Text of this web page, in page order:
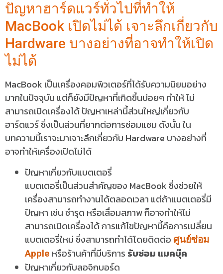
ปัญหาฮาร์ดแวร์ทั่วไปที่ทำให้
MacBook เปิดไม่ได้ เจาะลึกเกี่ยวกับ
Hardware บางอย่างที่อาจทำให้เปิด
ไม่ได้
MacBook เป็นเครื่องคอมพิวเตอร์ที่ได้รับความนิยมอย่าง
มากในปัจจุบัน แต่ก็ยังมีปัญหาที่เกิดขึ้นบ่อยๆ ทำให้ ไม่
สามารถเปิดเครื่องได้ ปัญหาเหล่านี้ส่วนใหญ่เกี่ยวกับ
ฮาร์ดแวร์ ซึ่งเป็นส่วนที่ยากต่อการซ่อมแซม ดังนั้น ใน
บทความนี้เราจะมาเจาะลึกเกี่ยวกับ Hardware บางอย่างที่
อาจทำให้เครื่องเปิดไม่ได้
ปัญหาเกี่ยวกับแบตเตอรี่
แบตเตอรี่เป็นส่วนสำคัญของ MacBook ซึ่งช่วยให้
เครื่องสามารถทำงานได้ตลอดเวลา แต่ถ้าแบตเตอรี่มี
ปัญหา เช่น ชำรุด หรือเสื่อมสภาพ ก็อาจทำให้ไม่
สามารถเปิดเครื่องได้ การแก้ไขปัญหานี้คือการเปลี่ยน
แบตเตอรี่ใหม่ ซึ่งสามารถทำได้โดยติดต่อ ศูนย์ซ่อม
Apple หรือร้านค้าที่มีบริการ รับซ่อม แมคบุ๊ค
ปัญหาเกี่ยวกับลอจิกบอร์ด